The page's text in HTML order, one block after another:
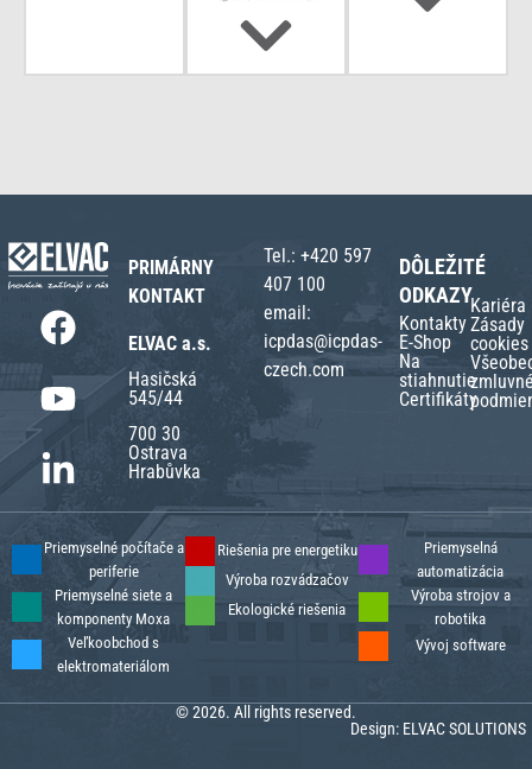
PRIMÁRNY
KONTAKT
ELVAC a.s.
Hasičská
545/44
700 30
Ostrava
Hrabůvka
Tel.:+420 597
407 100
email:
icpdas@icpdas-
czech.com
DÔLEŽITÉ
ODKAZY
Kontakty
E-Shop
Na
stiahnutie
Certifikáty
Kariéra
Zásady
cookies
Priemyselné počítače a
periferie
Priemyselné siete a
komponenty Moxa
Veľkoobchod s
elektromateriálom
Riešenia pre energetiku
Výroba rozvádzačov
Ekologické riešenia
Priemyselná
automatizácia
Výroba strojov a
robotika
Vývoj software
© 2026. All rights reserved.
Design: ELVAC SOLUTIONS